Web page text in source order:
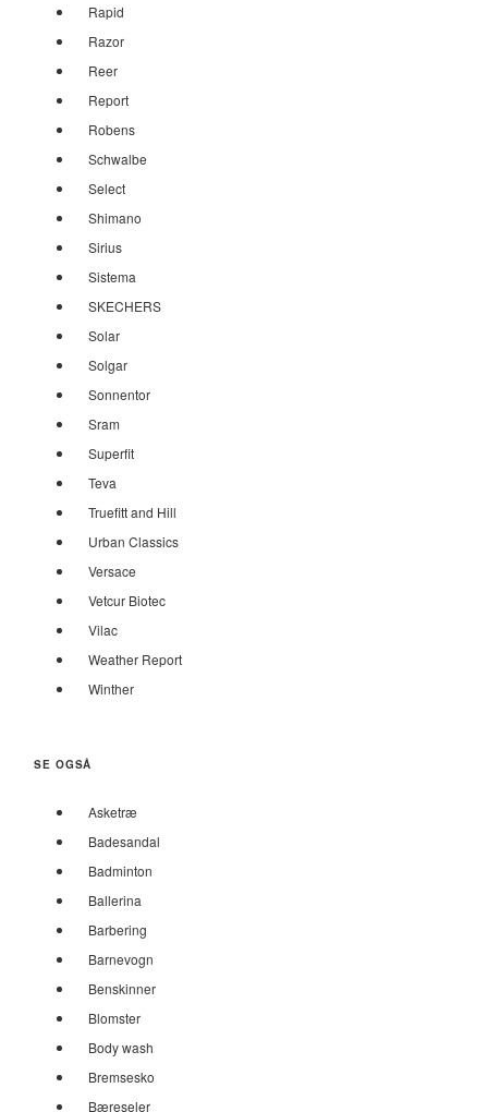
Rapid
Razor
Reer
Report
Robens
Schwalbe
Select
Shimano
Sirius
Sistema
SKECHERS
Solar
Solgar
Sonnentor
Sram
Superfit
Teva
Truefitt and Hill
Urban Classics
Versace
Vetcur Biotec
Vilac
Weather Report
Winther
SE OGSÅ
Asketræ
Badesandal
Badminton
Ballerina
Barbering
Barnevogn
Benskinner
Blomster
Body wash
Bremsesko
Bæreseler